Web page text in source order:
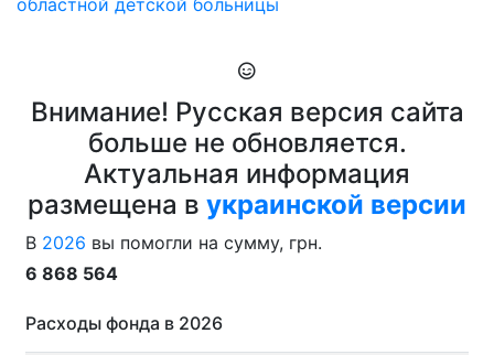
Внимание! Русская версия сайта
больше не обновляется.
Актуальная информация
размещена в украинской версии
В 2026 вы помогли на сумму, грн.
6 868 564
Расходы фонда в 2026